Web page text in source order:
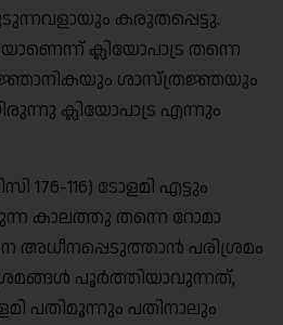
കരുതപ്പെട്ടു.
ക്ലിയോപാട്ര തന്നെ
ശാസ്ത്രജ്ഞയും
ക്ലിയോപാട്ര എന്നും
176-116) ടോളമി എട്ടും
കാലത്തു തന്നെ റോമാ
അധീനപ്പെടുത്താൻ പരിശ്രമം
പൂർത്തിയാവുന്നത്,
പതിമൂന്നും പതിനാലും